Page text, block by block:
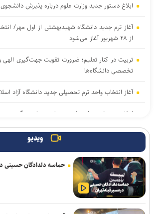
ابلاغ دستور جدید وزارت علوم درباره پذیرش
آغاز ترم جدید دانشگاه شهیدبهشتی از اول مهر/
از ۲۸ شهریور آغاز می‌شود
تربیت در کنار تعلیم؛ ضرورت تقویت جهت‌گیری
تخصصی دانشگاه‌ها
آغاز انتخاب واحد ترم تحصیلی جدید دانشگاه آزاد اسلامی از
اعلام جدیدترین طرح‌های پژوهشی دوران جنگ در
رشته‌های جدید جایگزین رشته‌های کم‌متقاضی می‌شوند
جهاد دانشگاهی برای پاسخ به نیاز‌های کشور نیازمند
بیانیه بسیج اساتید جهاددانشگاهی به
جهاددانشگاهی
ویدیو
حماسه دلدادگان حسینی